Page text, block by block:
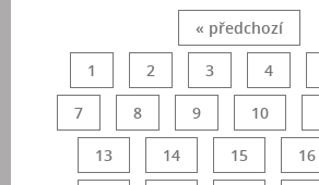
« předchozí
1 2 3 4
7 8 9 10
13 14 15 16